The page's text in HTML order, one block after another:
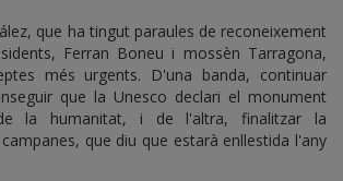
que ha tingut paraules de reconeixement
Ferran Boneu i mossèn Tarragona,
més urgents. D'una banda, continuar
que la Unesco declari el monument
la humanitat, i de l'altra, finalitzar la
que diu que estarà enllestida l'any